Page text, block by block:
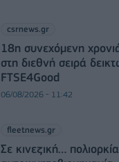
csrnews.gr
18η συνεχόμενη
στη διεθνή σειρά
FTSE4Good
06/08/2026 - 11:42
fleetnews.gr
Σε κινεζική…